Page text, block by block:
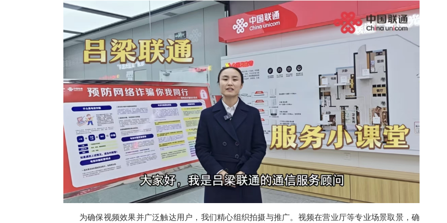
为确保视频效果并广泛触达用户，我们精心组织拍摄与推广。视频在营业厅等专业场景取景，确